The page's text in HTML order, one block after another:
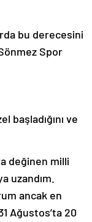
bu derecesini
Spor
başladığını ve
değinen milli
uzandım.
ancak en
Ağustos’ta 20